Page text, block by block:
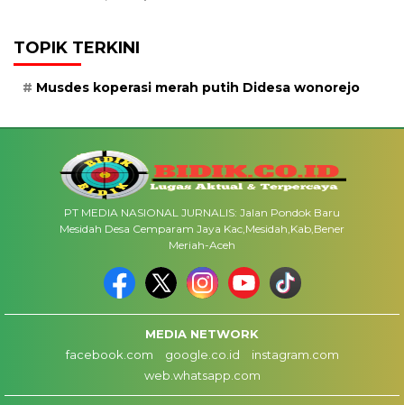
TOPIK TERKINI
Musdes koperasi merah putih Didesa wonorejo
PT MEDIA NASIONAL JURNALIS: Jalan Pondok Baru
Mesidah Desa Cemparam Jaya Kac,Mesidah,Kab,Bener
Meriah-Aceh
MEDIA NETWORK
facebook.com
google.co.id
instagram.com
web.whatsapp.com